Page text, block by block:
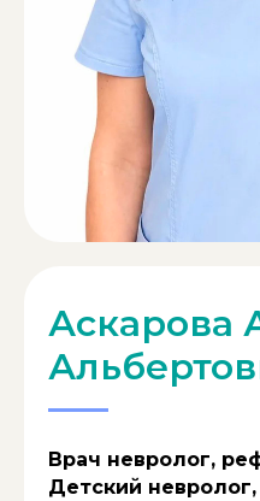
Аскарова
Врач невролог,
Детский